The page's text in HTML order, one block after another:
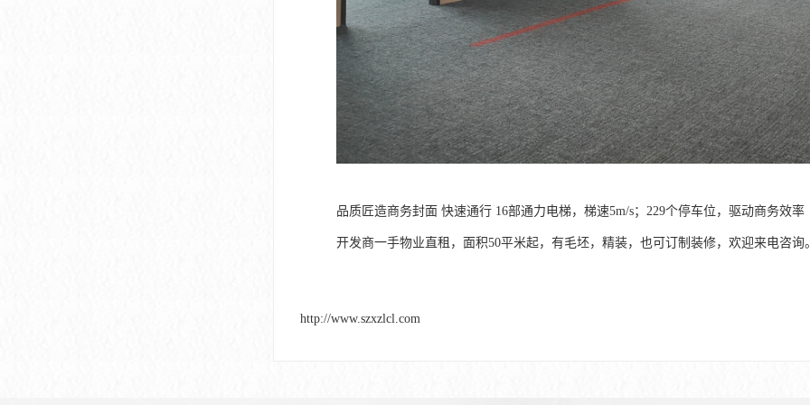
品质匠造商务封面 快速通行 16部通力电梯，梯速5m/s；229个停车位，驱动商务效率
开发商一手物业直租，面积50平米起，有毛坯，精装，也可订制装修，欢迎来电咨询
http://www.szxzlcl.com